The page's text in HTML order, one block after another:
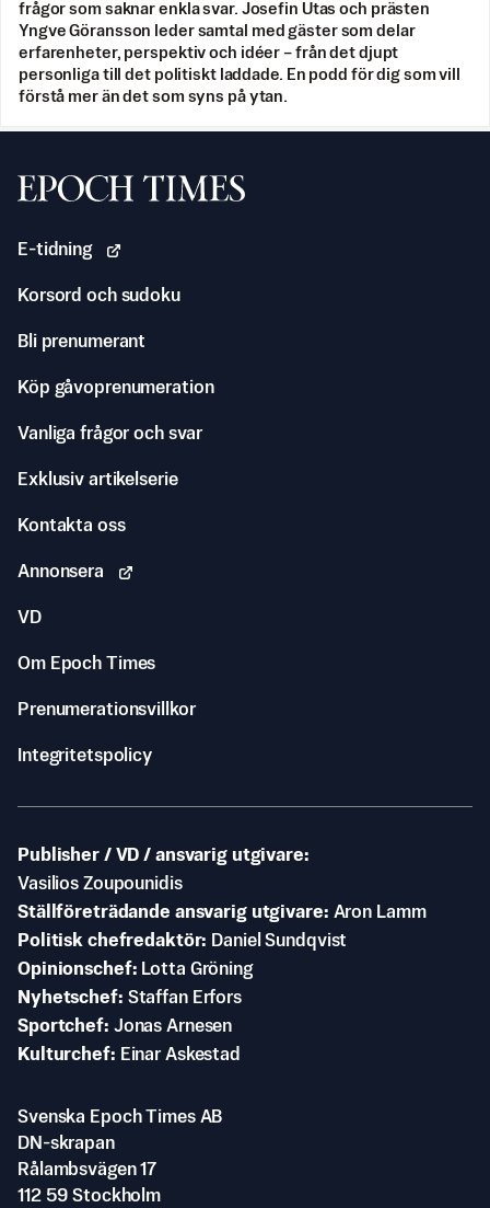
frågor som saknar enkla svar. Josefin Utas och prästen
Yngve Göransson leder samtal med gäster som delar
erfarenheter, perspektiv och idéer – från det djupt
personliga till det politiskt laddade. En podd för dig som vill
förstå mer än det som syns på ytan.
Svenska Epoch Times
E-tidning
Korsord och sudoku
Bli prenumerant
Köp gåvoprenumeration
Vanliga frågor och svar
Exklusiv artikelserie
Kontakta oss
Annonsera
VD
Om Epoch Times
Prenumerationsvillkor
Integritetspolicy
Publisher / VD / ansvarig utgivare
Vasilios Zoupounidis
Ställföreträdande ansvarig utgivare Aron Lamm
Politisk chefredaktör
Daniel Sundqvist
Opinionschef
Lotta Gröning
Nyhetschef Staffan Erfors
Sportchef Jonas Arnesen
Kulturchef
Einar Askestad
Svenska Epoch Times AB
DN-skrapan
Rålambsvägen 17
112 59 Stockholm